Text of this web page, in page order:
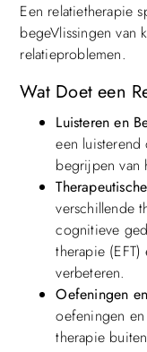
Een relatietherapie
begeVlissingen van
relatieproblemen.
Wat Doet een
Luisteren en
een
begrijpen van
verschillende
cognitieve
therapie
verbeteren.
Oefeningen
oefeningen
therapie